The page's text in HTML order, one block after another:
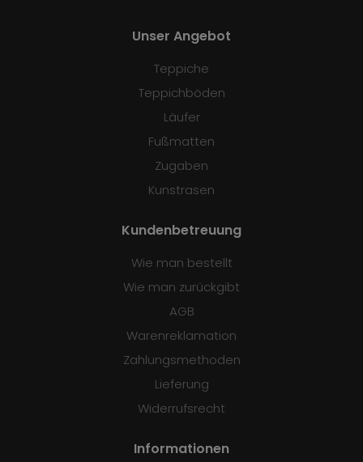
Unser Angebot
Teppiche
Teppichböden
Läufer
Fußmatten
Zugaben
Kunstrasen
Kundenbetreuung
Wie man bestellt
Wie man zurückgibt
AGB
Warenreklamation
Zahlungsmethoden
Lieferung
Widerrufsrecht
Informationen